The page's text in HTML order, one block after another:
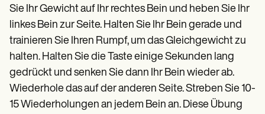
Sie Ihr Gewicht auf Ihr rechtes Bein und heben Sie Ihr
linkes Bein zur Seite. Halten Sie Ihr Bein gerade und
trainieren Sie Ihren Rumpf, um das Gleichgewicht zu
halten. Halten Sie die Taste einige Sekunden lang
gedrückt und senken Sie dann Ihr Bein wieder ab.
Wiederhole das auf der anderen Seite. Streben Sie 10-
15 Wiederholungen an jedem Bein an. Diese Übung